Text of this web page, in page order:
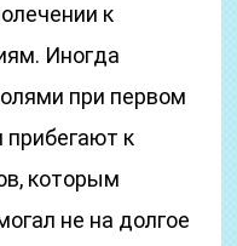
к
Иногда
при первом
прибегают к
которым
не на долгое